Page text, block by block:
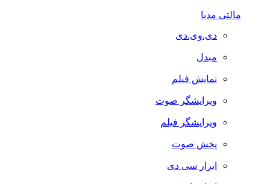
مالتی مدیا
دی.وی.دی
مبدل
نمایش فیلم
ویرایشگر صوت
ویرایشگر فیلم
پخش صوت
ابزار سی دی